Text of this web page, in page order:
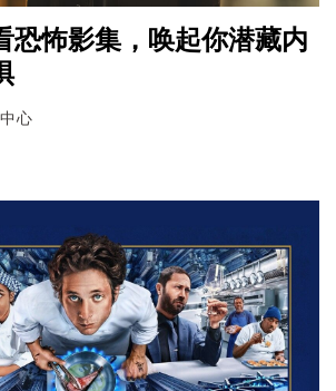
恐怖影集，唤起你潜藏内
心